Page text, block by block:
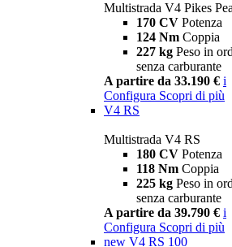
Multistrada V4 Pikes
170 CV Potenza
124 Nm Coppia
227 kg Peso in
senza carburante
A partire da 33.190 € i
Configura Scopri di più
V4 RS
Multistrada V4 RS
180 CV Potenza
118 Nm Coppia
225 kg Peso in
senza carburante
A partire da 39.790 € i
Configura Scopri di più
new V4 RS 100